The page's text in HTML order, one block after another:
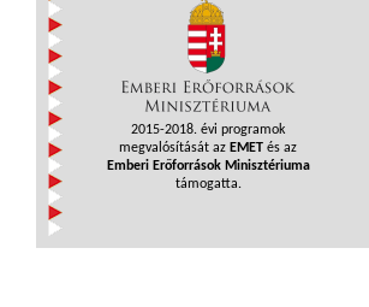
2015-2018. évi programok
megvalósítását az EMET és az
Emberi Erőforrások Minisztériuma
támogatta.